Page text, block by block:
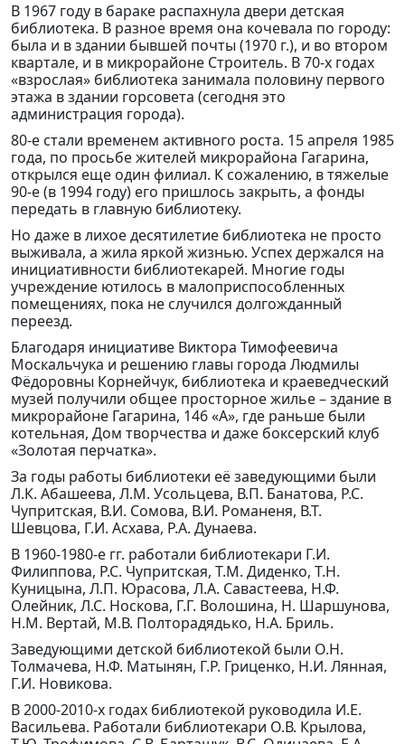
В 1967 году в бараке распахнула двери детская
библиотека. В разное время она кочевала по городу:
была и в здании бывшей почты (1970 г.), и во втором
квартале, и в микрорайоне Строитель. В 70-х годах
«взрослая» библиотека занимала половину первого
этажа в здании горсовета (сегодня это
администрация города).
80-е стали временем активного роста. 15 апреля 1985
года, по просьбе жителей микрорайона Гагарина,
открылся еще один филиал. К сожалению, в тяжелые
90-е (в 1994 году) его пришлось закрыть, а фонды
передать в главную библиотеку.
Но даже в лихое десятилетие библиотека не просто
выживала, а жила яркой жизнью. Успех держался на
инициативности библиотекарей. Многие годы
учреждение ютилось в малоприспособленных
помещениях, пока не случился долгожданный
переезд.
Благодаря инициативе Виктора Тимофеевича
Москальчука и решению главы города Людмилы
Фёдоровны Корнейчук, библиотека и краеведческий
музей получили общее просторное жилье – здание в
микрорайоне Гагарина, 146 «А», где раньше были
котельная, Дом творчества и даже боксерский клуб
«Золотая перчатка».
За годы работы библиотеки её заведующими были
Л.К. Абашеева, Л.М. Усольцева, В.П. Банатова, Р.С.
Чупритская, В.И. Сомова, В.И. Романеня, В.Т.
Шевцова, Г.И. Асхава, Р.А. Дунаева.
В 1960-1980-е гг. работали библиотекари Г.И.
Филиппова, Р.С. Чупритская, Т.М. Диденко, Т.Н.
Куницына, Л.П. Юрасова, Л.А. Савастеева, Н.Ф.
Олейник, Л.С. Носкова, Г.Г. Волошина, Н. Шаршунова,
Н.М. Вертай, М.В. Полторадядько, Н.А. Бриль.
Заведующими детской библиотекой были О.Н.
Толмачева, Н.Ф. Матынян, Г.Р. Гриценко, Н.И. Лянная,
Г.И. Новикова.
В 2000-2010-х годах библиотекой руководила И.Е.
Васильева. Работали библиотекари О.В. Крылова,